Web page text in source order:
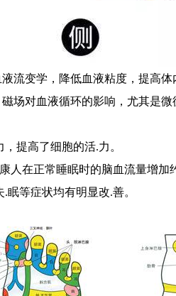
流变学，降低血液粘度，提高
场对血液循环的影响，尤其是
提高了细胞的活.力。
人在正常睡眠时的脑血流量增加
等症状均有明显改.善。